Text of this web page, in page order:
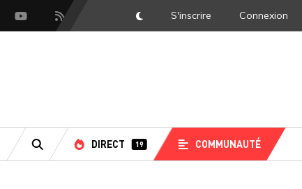
YoutubeFlux RSS DarkMode
S'inscrire Connexion
RECHERCHE
DIRECT 19 COMMUNAUTÉ